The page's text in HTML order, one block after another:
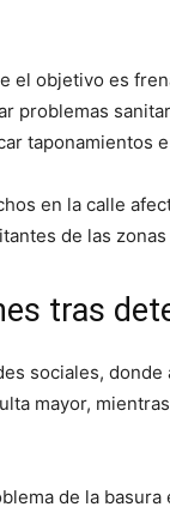
el objetivo es
problemas
taponamientos
en la calle
de las zonas
tras
sociales,
mayor,
de la